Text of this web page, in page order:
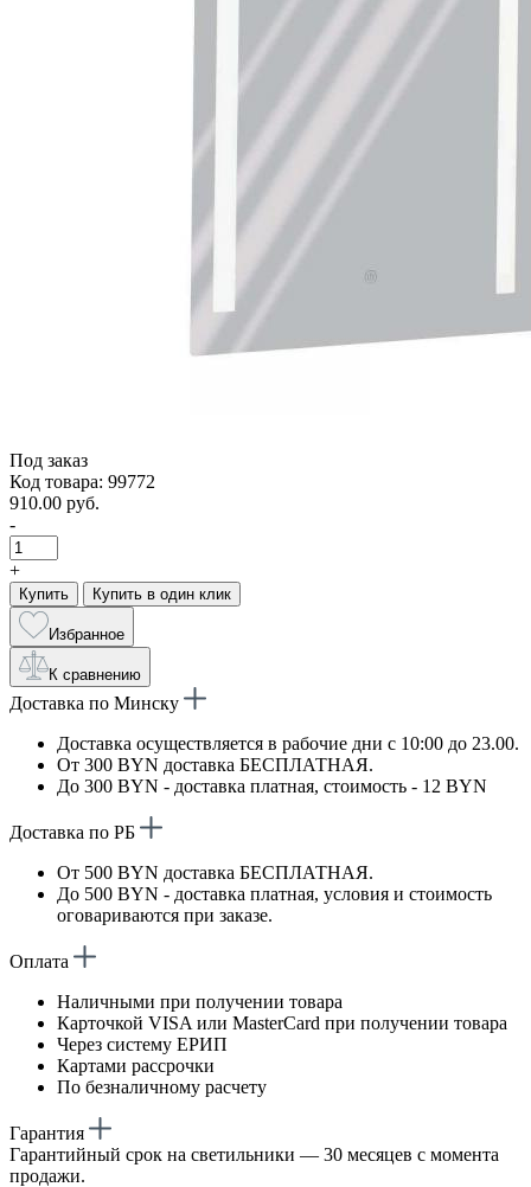
Под заказ
Код товара: 99772
910.00 руб.
-
+
Купить Купить в один клик
Избранное
К сравнению
Доставка по Минску
Доставка осуществляется в рабочие дни с 10:00 до 23.00.
От 300 BYN доставка БЕСПЛАТНАЯ.
До 300 BYN - доставка платная, стоимость - 12 BYN
Доставка по РБ
От 500 BYN доставка БЕСПЛАТНАЯ.
До 500 BYN - доставка платная, условия и стоимость
оговариваются при заказе.
Оплата
Наличными при получении товара
Карточкой VISA или MasterCard при получении товара
Через систему ЕРИП
Картами рассрочки
По безналичному расчету
Гарантия
Гарантийный срок на светильники — 30 месяцев с момента
продажи.